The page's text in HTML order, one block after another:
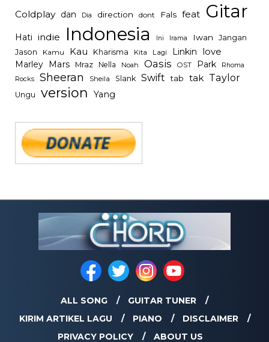
Coldplay dan Dia direction dont Fals feat Gitar
Hati indie Indonesia Ini Irama Iwan Jangan
Jason Kamu Kau Kharisma Kita Lagi Linkin love
Marley Mars Mraz Nella Noah Oasis OST Park Rhoma
Rocks Sheeran Sheila Slank Swift tab tak Taylor
Ungu version Yang
ALL SONG
GUITAR TUNER
KIRIM ARTIKEL LAGU
PIANO
DISCLAIMER
PRIVACY POLICY
ABOUT US